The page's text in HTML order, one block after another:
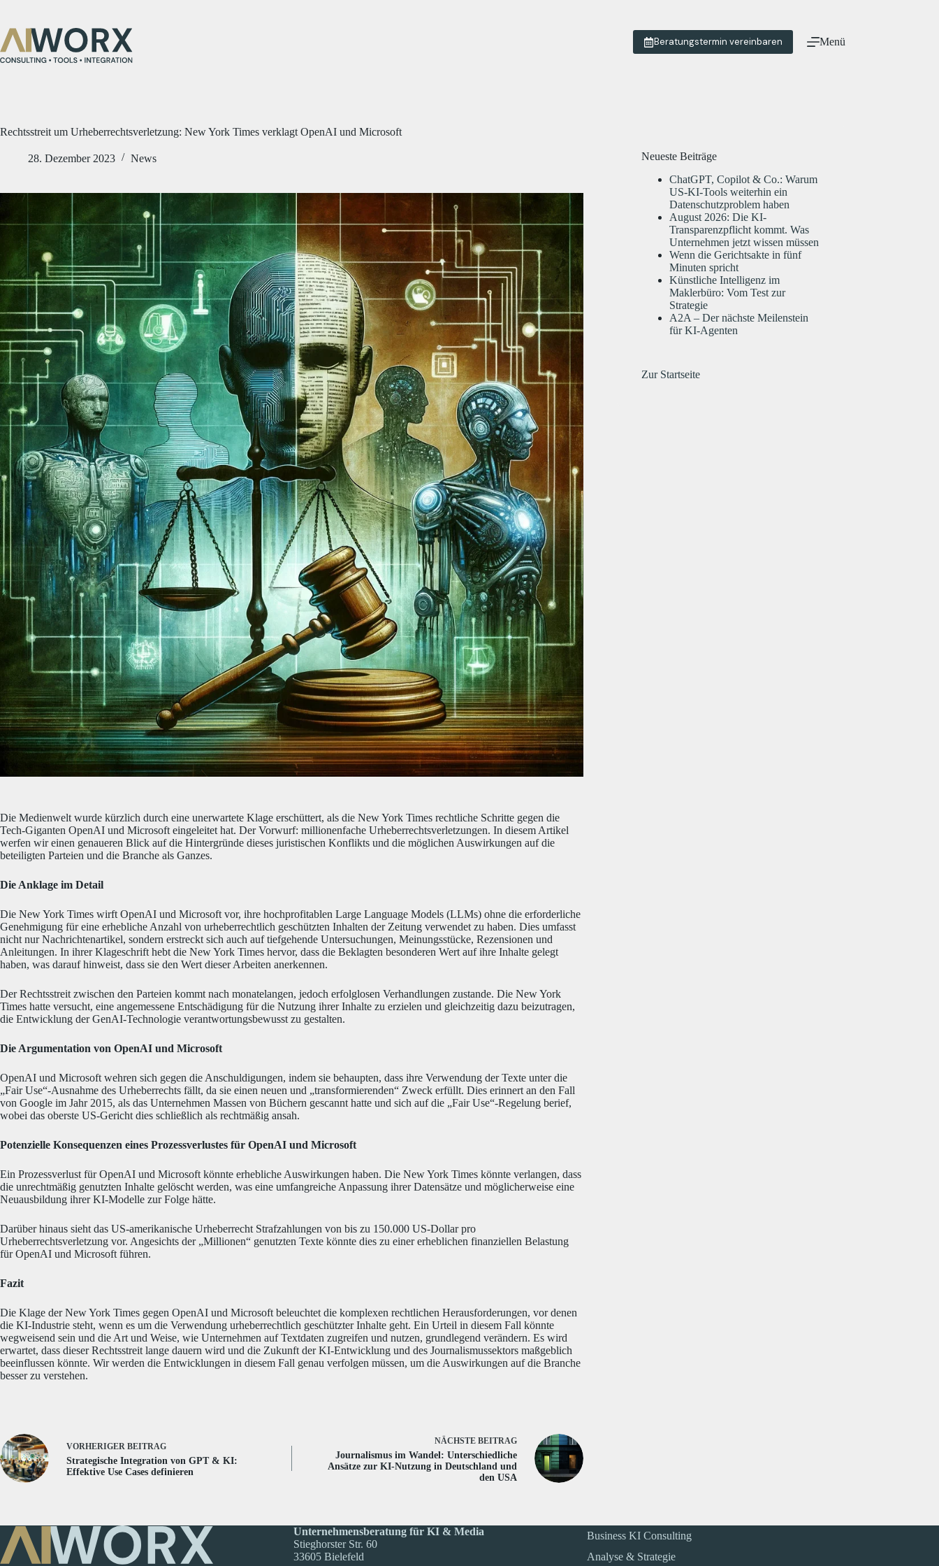
springen
Beratungstermin vereinbaren
Menü
Rechtsstreit um Urheberrechtsverletzung: New York Times verklagt OpenAI und Microsoft
28. Dezember 2023 News
Die Medienwelt wurde kürzlich durch eine unerwartete Klage erschüttert, als die New York Times rechtliche Schritte gegen die
Tech-Giganten OpenAI und Microsoft eingeleitet hat. Der Vorwurf: millionenfache Urheberrechtsverletzungen. In diesem Artikel
werfen wir einen genaueren Blick auf die Hintergründe dieses juristischen Konflikts und die möglichen Auswirkungen auf die
beteiligten Parteien und die Branche als Ganzes.
Die Anklage im Detail
Die New York Times wirft OpenAI und Microsoft vor, ihre hochprofitablen Large Language Models (LLMs) ohne die erforderliche
Genehmigung für eine erhebliche Anzahl von urheberrechtlich geschützten Inhalten der Zeitung verwendet zu haben. Dies umfasst
nicht nur Nachrichtenartikel, sondern erstreckt sich auch auf tiefgehende Untersuchungen, Meinungsstücke, Rezensionen und
Anleitungen. In ihrer Klageschrift hebt die New York Times hervor, dass die Beklagten besonderen Wert auf ihre Inhalte gelegt
haben, was darauf hinweist, dass sie den Wert dieser Arbeiten anerkennen.
Der Rechtsstreit zwischen den Parteien kommt nach monatelangen, jedoch erfolglosen Verhandlungen zustande. Die New York
Times hatte versucht, eine angemessene Entschädigung für die Nutzung ihrer Inhalte zu erzielen und gleichzeitig dazu beizutragen,
die Entwicklung der GenAI-Technologie verantwortungsbewusst zu gestalten.
Die Argumentation von OpenAI und Microsoft
OpenAI und Microsoft wehren sich gegen die Anschuldigungen, indem sie behaupten, dass ihre Verwendung der Texte unter die
„Fair Use“-Ausnahme des Urheberrechts fällt, da sie einen neuen und „transformierenden“ Zweck erfüllt. Dies erinnert an den Fall
von Google im Jahr 2015, als das Unternehmen Massen von Büchern gescannt hatte und sich auf die „Fair Use“-Regelung berief,
wobei das oberste US-Gericht dies schließlich als rechtmäßig ansah.
Potenzielle Konsequenzen eines Prozessverlustes für OpenAI und Microsoft
Ein Prozessverlust für OpenAI und Microsoft könnte erhebliche Auswirkungen haben. Die New York Times könnte verlangen, dass
die unrechtmäßig genutzten Inhalte gelöscht werden, was eine umfangreiche Anpassung ihrer Datensätze und möglicherweise eine
Neuausbildung ihrer KI-Modelle zur Folge hätte.
Darüber hinaus sieht das US-amerikanische Urheberrecht Strafzahlungen von bis zu 150.000 US-Dollar pro
Urheberrechtsverletzung vor. Angesichts der „Millionen“ genutzten Texte könnte dies zu einer erheblichen finanziellen Belastung
für OpenAI und Microsoft führen.
Fazit
Die Klage der New York Times gegen OpenAI und Microsoft beleuchtet die komplexen rechtlichen Herausforderungen, vor denen
die KI-Industrie steht, wenn es um die Verwendung urheberrechtlich geschützter Inhalte geht. Ein Urteil in diesem Fall könnte
wegweisend sein und die Art und Weise, wie Unternehmen auf Textdaten zugreifen und nutzen, grundlegend verändern. Es wird
erwartet, dass dieser Rechtsstreit lange dauern wird und die Zukunft der KI-Entwicklung und des Journalismussektors maßgeblich
beeinflussen könnte. Wir werden die Entwicklungen in diesem Fall genau verfolgen müssen, um die Auswirkungen auf die Branche
besser zu verstehen.
VORHERIGER BEITRAG
Strategische Integration von GPT & KI:
Effektive Use Cases definieren
NÄCHSTE BEITRAG
Journalismus im Wandel: Unterschiedliche
Ansätze zur KI-Nutzung in Deutschland und
den USA
Neueste Beiträge
ChatGPT, Copilot & Co.: Warum
US-KI-Tools weiterhin ein
Datenschutzproblem haben
August 2026: Die KI-
Transparenzpflicht kommt. Was
Unternehmen jetzt wissen müssen
Wenn die Gerichtsakte in fünf
Minuten spricht
Künstliche Intelligenz im
Maklerbüro: Vom Test zur
Strategie
A2A – Der nächste Meilenstein
für KI-Agenten
Zur Startseite
Unternehmensberatung für KI & Media
Stieghorster Str. 60
33605 Bielefeld
Business KI Consulting
Analyse & Strategie